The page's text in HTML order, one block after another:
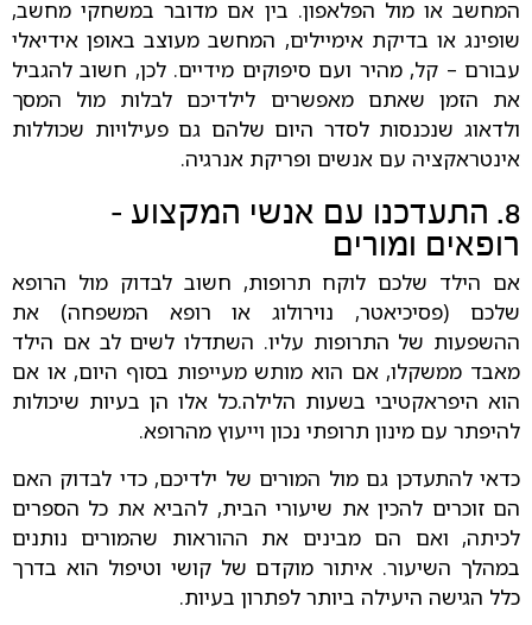
המחשב או מול הפלאפון. בין אם מדובר במשחקי מחשב,
שופינג או בדיקת אימיילים, המחשב מעוצב באופן אידיאלי
עבורם – קל, מהיר ועם סיפוקים מידיים. לכן, חשוב להגביל
את הזמן שאתם מאפשרים לילדיכם לבלות מול המסך
ולדאוג שנכנסות לסדר היום שלהם גם פעילויות שכוללות
אינטראקציה עם אנשים ופריקת אנרגיה.
8. התעדכנו עם אנשי המקצוע –
רופאים ומורים
אם הילד שלכם לוקח תרופות, חשוב לבדוק מול הרופא
שלכם (פסיכיאטר, נוירולוג או רופא המשפחה) את
ההשפעות של התרופות עליו. השתדלו לשים לב אם הילד
מאבד ממשקלו, אם הוא מותש מעייפות בסוף היום, או אם
הוא היפראקטיבי בשעות הלילה.כל אלו הן בעיות שיכולות
להיפתר עם מינון תרופתי נכון וייעוץ מהרופא.
כדאי להתעדכן גם מול המורים של ילדיכם, כדי לבדוק האם
הם זוכרים להכין את שיעורי הבית, להביא את כל הספרים
לכיתה, ואם הם מבינים את ההוראות שהמורים נותנים
במהלך השיעור. איתור מוקדם של קושי וטיפול הוא בדרך
כלל הגישה היעילה ביותר לפתרון בעיות.